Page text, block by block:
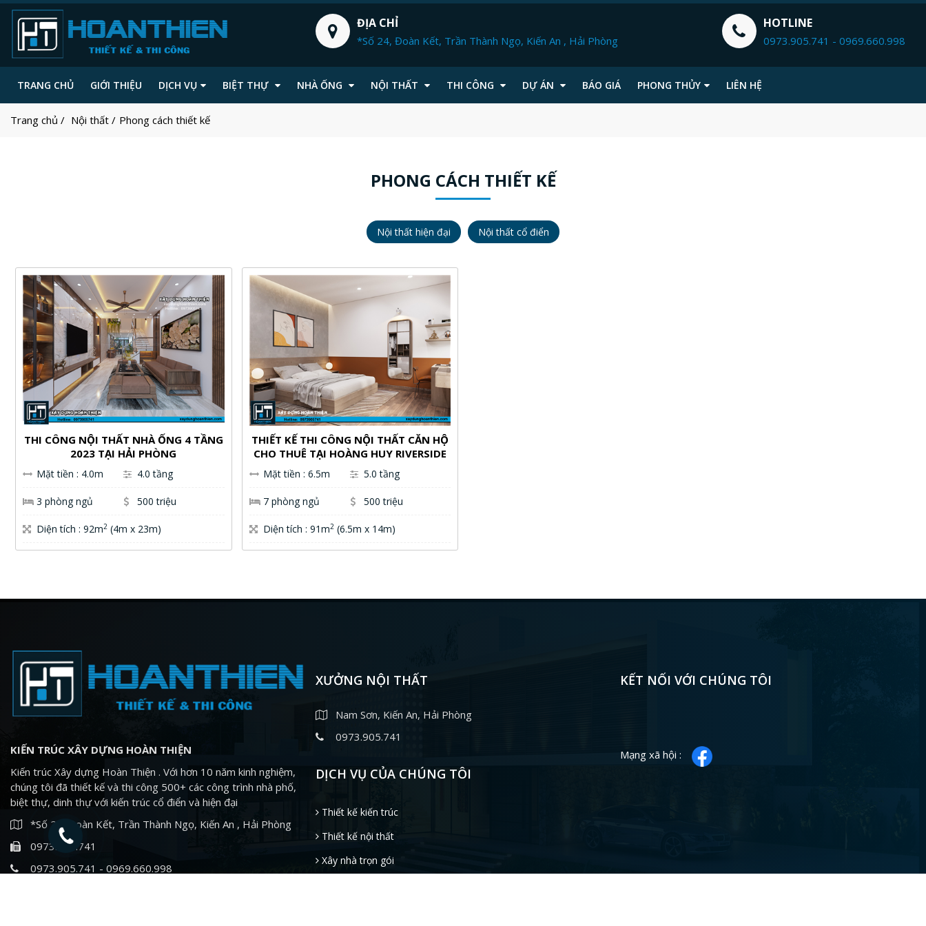
ĐỊA CHỈ
*Số 24, Đoàn Kết, Trần Thành Ngọ, Kiến An , Hải Phòng
HOTLINE
0973.905.741 - 0969.660.998
TRANG CHỦ GIỚI THIỆU DỊCH VỤ BIỆT THỰ NHÀ ỐNG NỘI THẤT THI CÔNG DỰ ÁN BÁO GIÁ PHONG THỦY LIÊN HỆ
Trang chủ Nội thất Phong cách thiết kế
PHONG CÁCH THIẾT KẾ
Nội thất hiện đại Nội thất cổ điển
THI CÔNG NỘI THẤT NHÀ ỐNG 4 TẦNG
2023 TẠI HẢI PHÒNG
Mặt tiền : 4.0m 4.0 tầng
3 phòng ngủ 500 triệu
Diện tích : 92m2 (4m x 23m)
THIẾT KẾ THI CÔNG NỘI THẤT CĂN HỘ
CHO THUÊ TẠI HOÀNG HUY RIVERSIDE
Mặt tiền : 6.5m 5.0 tầng
7 phòng ngủ 500 triệu
Diện tích : 91m2(6.5m x 14m)
KIẾN TRÚC XÂY DỰNG HOÀN THIỆN
Kiến trúc Xây dựng Hoàn Thiện . Với hơn 10 năm kinh nghiệm,
chúng tôi đã thiết kế và thi công 500+ các công trình nhà phố,
biệt thự, dinh thự với kiến trúc cổ điển và hiện đại
*Số 24, Đoàn Kết, Trần Thành Ngọ, Kiến An , Hải Phòng
0973.905.741
0973.905.741 - 0969.660.998
XƯỞNG NỘI THẤT
Nam Sơn, Kiến An, Hải Phòng
0973.905.741
DỊCH VỤ CỦA CHÚNG TÔI
Thiết kế kiến trúc
Thiết kế nội thất
Xây nhà trọn gói
KẾT NỐI VỚI CHÚNG TÔI
Mạng xã hội :